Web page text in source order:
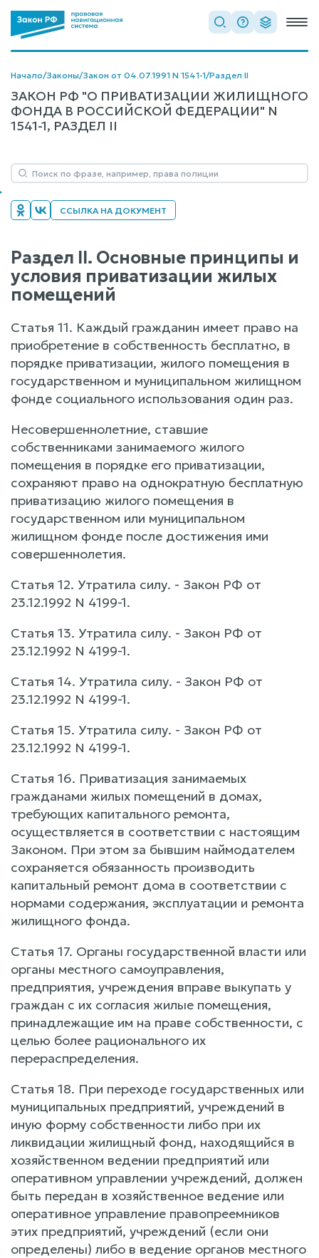
Начало/Законы/Закон от 04.07.1991 N 1541-1/Раздел II
ЗАКОН РФ "О ПРИВАТИЗАЦИИ ЖИЛИЩНОГО
ФОНДА В РОССИЙСКОЙ ФЕДЕРАЦИИ" N
1541-1, РАЗДЕЛ II
ССЫЛКА НА ДОКУМЕНТ
Раздел II. Основные принципы и
условия приватизации жилых
помещений
Статья 11. Каждый гражданин имеет право на
приобретение в собственность бесплатно, в
порядке приватизации, жилого помещения в
государственном и муниципальном жилищном
фонде социального использования один раз.
Несовершеннолетние, ставшие
собственниками занимаемого жилого
помещения в порядке его приватизации,
сохраняют право на однократную бесплатную
приватизацию жилого помещения в
государственном или муниципальном
жилищном фонде после достижения ими
совершеннолетия.
Статья 12. Утратила силу. - Закон РФ от
23.12.1992 N 4199-1.
Статья 13. Утратила силу. - Закон РФ от
23.12.1992 N 4199-1.
Статья 14. Утратила силу. - Закон РФ от
23.12.1992 N 4199-1.
Статья 15. Утратила силу. - Закон РФ от
23.12.1992 N 4199-1.
Статья 16. Приватизация занимаемых
гражданами жилых помещений в домах,
требующих капитального ремонта,
осуществляется в соответствии с настоящим
Законом. При этом за бывшим наймодателем
сохраняется обязанность производить
капитальный ремонт дома в соответствии с
нормами содержания, эксплуатации и ремонта
жилищного фонда.
Статья 17. Органы государственной власти или
органы местного самоуправления,
предприятия, учреждения вправе выкупать у
граждан с их согласия жилые помещения,
принадлежащие им на праве собственности, с
целью более рационального их
перераспределения.
Статья 18. При переходе государственных или
муниципальных предприятий, учреждений в
иную форму собственности либо при их
ликвидации жилищный фонд, находящийся в
хозяйственном ведении предприятий или
оперативном управлении учреждений, должен
быть передан в хозяйственное ведение или
оперативное управление правопреемников
этих предприятий, учреждений (если они
определены) либо в ведение органов местного